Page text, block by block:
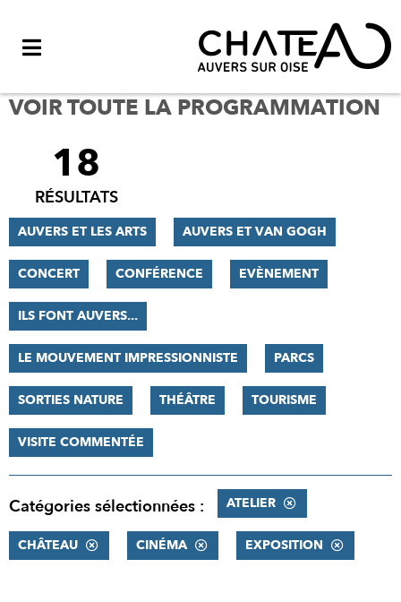
VOIR TOUTE LA PROGRAMMATION
FILTRER
RÉSULTATS
18
RÉSULTATS
AUVERS ET LES ARTS AUVERS ET VAN GOGH
CONCERT CONFÉRENCE EVÈNEMENT
ILS FONT AUVERS...
LE MOUVEMENT IMPRESSIONNISTE PARCS
SORTIES NATURE THÉÂTRE TOURISME
VISITE COMMENTÉE
Catégories sélectionnées : ATELIER
CHÂTEAU CINÉMA EXPOSITION